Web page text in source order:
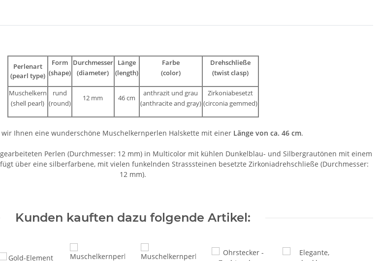
Perlenart
(pearl type)
Form
(shape)
Durchmesser
(diameter)
Länge
(length)
Farbe
(color)
Drehschließe
(twist clasp)
Muschelkern
(shell pearl)
rund
(round)
12 mm 46 cm
anthrazit und grau
(anthracite and gray)
Zirkoniabesetzt
(circonia gemmed)
Ihnen eine wunderschöne Muschelkernperlen Halskette mit einer Länge von ca. 46 cm.
Perlen (Durchmesser: 12 mm) in Multicolor mit kühlen Dunkelblau- und Silbergrautönen mit einem
über eine silberfarbene, mit vielen funkelnden Strasssteinen besetzte Zirkoniadrehschließe (Durchmesser:
12 mm).
Kunden kauften dazu folgende Artikel: